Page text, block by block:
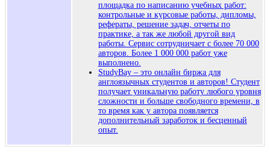
площадка по написанию учебных работ:
контрольные и курсовые работы, дипломы,
рефераты, решение задач, отчеты по
практике, а так же любой другой вид
работы. Сервис сотрудничает с более 70 000
авторов. Более 1 000 000 работ уже
выполнено.
StudyBay – это онлайн биржа для
англоязычных студентов и авторов! Студент
получает уникальную работу любого уровня
сложности и больше свободного времени, в
то время как у автора появляется
дополнительный заработок и бесценный
опыт.